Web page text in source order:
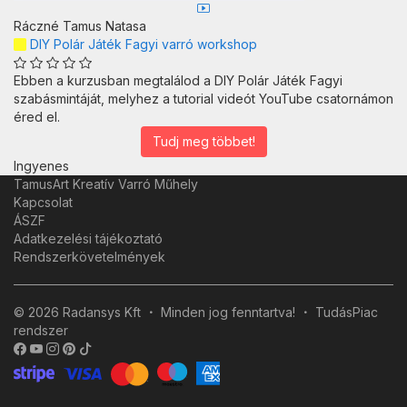
Ráczné Tamus Natasa
DIY Polár Játék Fagyi varró workshop
Ebben a kurzusban megtalálod a DIY Polár Játék Fagyi
szabásmintáját, melyhez a tutorial videót YouTube csatornámon
éred el.
Tudj meg többet!
Ingyenes
TamusArt Kreatív Varró Műhely
Kapcsolat
ÁSZF
Adatkezelési tájékoztató
Rendszerkövetelmények
© 2026 Radansys Kft Minden jog fenntartva!
TudásPiac
rendszer